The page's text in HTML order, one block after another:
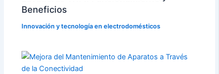
Beneficios
Innovación y tecnología en electrodomésticos